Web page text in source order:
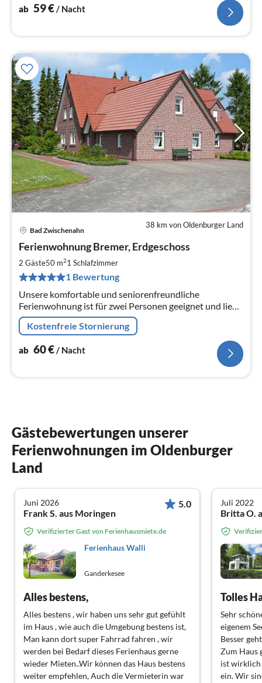
ab 59€ / Nacht
38 km von Oldenburger Land
Bad Zwischenahn
Ferienwohnung Bremer, Erdgeschoss
2 Gäste50 m21 Schlafzimmer
1 Bewertung
Unsere komfortable und seniorenfreundliche
Ferienwohnung ist für zwei Personen geeignet und liegt
im Landschaftsschutzgebiet im Ortsteil Kayhausen von
Bad Zwischenahn.
Kostenfreie Stornierung
ab 60€/ Nacht
Gästebewertungen unserer
Ferienwohnungen im Oldenburger
Land
Juni 2026
Frank S. aus Moringen
5.0
Verifizierter Gast von Ferienhausmiete.de
Ferienhaus Walli
Ganderkesee
Alles bestens,
Alles bestens , wir haben uns sehr gut gefühlt
im Haus , wie auch die Umgebung bestens ist,
Man kann dort super Fahrrad fahren , wir
werden bei Bedarf dieses Ferienhaus gerne
wieder Mieten..Wir können das Haus bestens
weiter empfehlen, Auch die Vermieterin war
Juli 2022
Britta O.
Tolles
Sehr
eigenem
Besser
Zum Haus
ist wirklich
ein. Wir